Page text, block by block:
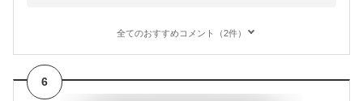
全てのおすすめコメント（2件）
6